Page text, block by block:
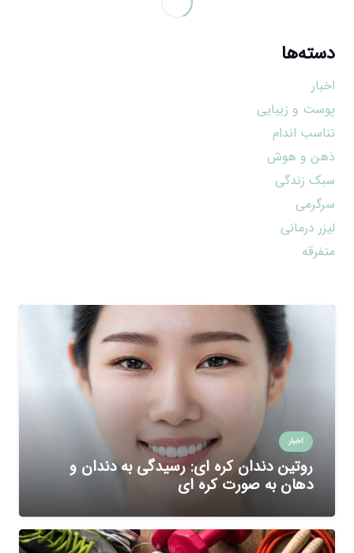
دسته‌ها
اخبار
پوست و زیبایی
تناسب اندام
ذهن و هوش
سبک زندگی
سرگرمی
لیزر درمانی
متفرقه
اخبار
روتین دندان کره ای: رسیدگی به دندان و
دهان به صورت کره ای